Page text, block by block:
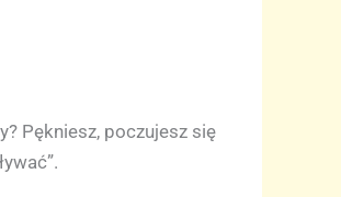
Pękniesz, poczujesz się